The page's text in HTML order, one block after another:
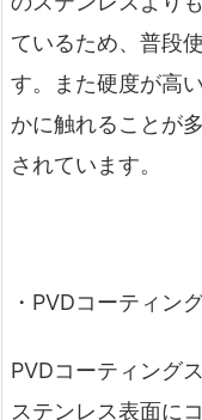
ているため、普段
す。また硬度が高
かに触れることが
されています。
・PVDコーティン
PVDコーティング
ステンレス表面に